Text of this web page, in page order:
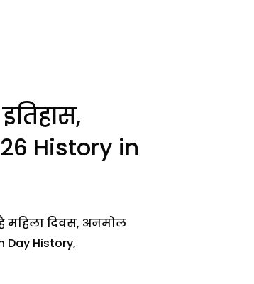
History in
है महिला दिवस, अनमोल
Day History,